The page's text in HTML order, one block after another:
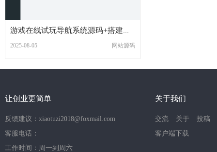
2025-08-05 网站源码
让创业更简单
反馈建议：xiaotuzi2018@foxmail.com
客服电话：
工作时间：周一到周六
关于我们
交流 关于
投稿
客户端下载